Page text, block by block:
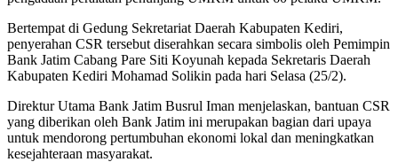
Bertempat di Gedung Sekretariat Daerah Kabupaten Kediri,
penyerahan CSR tersebut diserahkan secara simbolis oleh Pemimpin
Bank Jatim Cabang Pare Siti Koyunah kepada Sekretaris Daerah
Kabupaten Kediri Mohamad Solikin pada hari Selasa (25/2).
Direktur Utama Bank Jatim Busrul Iman menjelaskan, bantuan CSR
yang diberikan oleh Bank Jatim ini merupakan bagian dari upaya
untuk mendorong pertumbuhan ekonomi lokal dan meningkatkan
kesejahteraan masyarakat.